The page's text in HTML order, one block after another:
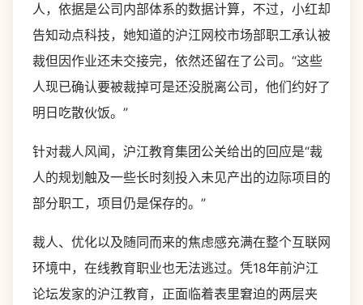
人，依据是公司内部体系的数据计算，不过，小红却
告知动点科技，她知道的沪江网校市场部职工承认被
裁但因作业还未交接完，依然还留在了公司。“这些
人现已确认要被裁掉可是还没脱离公司，他们约好了
明日吃散伙饭。”
针对裁人风闻，沪江教育集团公关给出的回应是“裁
人的规划触及一些长时刻投入未见产出的边际项目的
部分职工，项目仍是保存的。”
裁人、优化以及随同而来的焦虑感充满在整个互联网
环境中，在线教育职业也无法逃过。凭18年前沪江
论坛发家的沪江教育，正面临着表里窘迫的两层夹